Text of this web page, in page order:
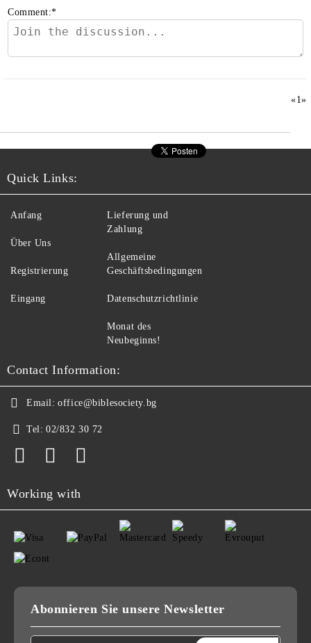
Comment:*
«1»
Quick Links:
Anfang
Über Uns
Registrierung
Eingang
Lieferung und
Zahlung
Allgemeine
Geschäftsbedingungen
Datenschutzrichtlinie
Monat des
Neubeginns!
Contact Information:
Email: office@biblesociety.bg
Tel: 02/832 30 72
Working with
Abonnieren Sie unsere Newsletter